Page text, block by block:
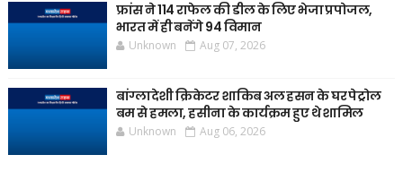
फ्रांस ने 114 राफेल की डील के लिए भेजा प्रपोजल,
भारत में ही बनेंगे 94 विमान
Unknown Aug 07, 2026
बांग्लादेशी क्रिकेटर शाकिब अल हसन के घर पेट्रोल
बम से हमला, हसीना के कार्यक्रम हुए थे शामिल
Unknown Aug 06, 2026